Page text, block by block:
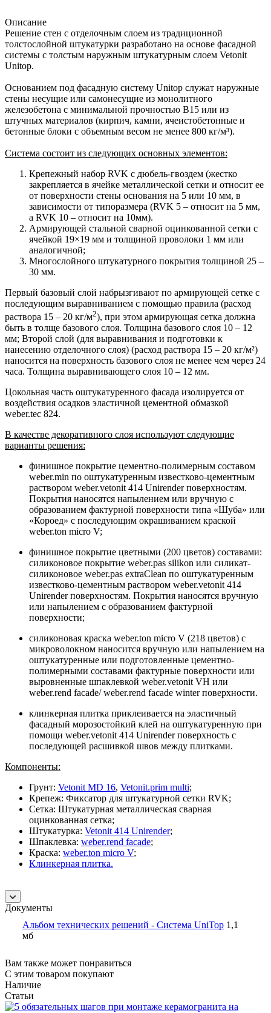
Описание
Решение стен с отделочным слоем из традиционной
толстослойной штукатурки разработано на основе фасадной
системы с толстым наружным штукатурным слоем Vetonit
Unitop.
Основанием под фасадную систему Unitop служат наружные
стены несущие или самонесущие из монолитного
железобетона с минимальной прочностью В15 или из
штучных материалов (кирпич, камни, ячеистобетонные и
бетонные блоки с объемным весом не менее 800 кг/м³).
Система состоит из следующих основных элементов:
Крепежный набор RVK c дюбель-гвоздем (жестко
закрепляется в ячейке металлической сетки и относит ее
от поверхности стены основания на 5 или 10 мм, в
зависимости от типоразмера (RVK 5 – относит на 5 мм,
а RVK 10 – относит на 10мм).
Армирующей стальной сварной оцинкованной сетки с
ячейкой 19×19 мм и толщиной проволоки 1 мм или
аналогичной;
Многослойного штукатурного покрытия толщиной 25 –
30 мм.
Первый базовый слой набрызгивают по армирующей сетке с
последующим выравниванием с помощью правила (расход
раствора 15 – 20 кг/м2), при этом армирующая сетка должна
быть в толще базового слоя. Толщина базового слоя 10 – 12
мм; Второй слой (для выравнивания и подготовки к
нанесению отделочного слоя) (расход раствора 15 – 20 кг/м²)
наносится на поверхность базового слоя не менее чем через 24
часа. Толщина выравнивающего слоя 10 – 12 мм.
Цокольная часть оштукатуренного фасада изолируется от
воздействия осадков эластичной цементной обмазкой
weber.tec 824.
В качестве декоративного слоя используют следующие
варианты решения:
финишное покрытие цементно-полимерным составом
weber.min по оштукатуренным известково-цементным
раствором weber.vetonit 414 Unirender поверхностям.
Покрытия наносятся напылением или вручную с
образованием фактурной поверхности типа «Шуба» или
«Короед» с последующим окрашиванием краской
weber.ton micro V;
финишное покрытие цветными (200 цветов) составами:
силиконовое покрытие weber.pas silikon или силикат-
силиконовое weber.pas extraClean по оштукатуренным
известково-цементным раствором weber.vetonit 414
Unirender поверхностям. Покрытия наносятся вручную
или напылением с образованием фактурной
поверхности;
силиконовая краска weber.ton micro V (218 цветов) с
микроволокном наносится вручную или напылением на
оштукатуренные или подготовленные цементно-
полимерными составами фактурные поверхности или
выровненные шпаклевкой weber.vetonit VH или
weber.rend facade/ weber.rend facade winter поверхности.
клинкерная плитка приклеивается на эластичный
фасадный морозостойкий клей на оштукатуренную при
помощи weber.vetonit 414 Unirender поверхность с
последующей расшивкой швов между плитками.
Компоненты:
Грунт: Vetonit MD 16, Vetonit.prim multi;
Крепеж: Фиксатор для штукатурной сетки RVK;
Сетка: Штукатурная металлическая сварная
оцинкованная сетка;
Штукатурка: Vetonit 414 Unirender;
Шпаклевка: weber.rend facade;
Краска: weber.ton micro V;
Клинкерная плитка.
Документы
Альбом технических решений - Система UniTop 1,1
мб
Вам также может понравиться
С этим товаром покупают
Наличие
Статьи